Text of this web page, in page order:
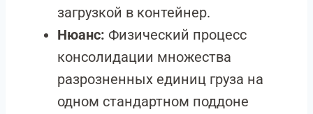
загрузкой в контейнер.
Нюанс: Физический процесс
консолидации множества
разрозненных единиц груза на
одном стандартном поддоне